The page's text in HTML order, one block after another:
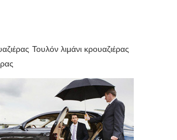
Τουλόν λιμάνι κρουαζιέρας